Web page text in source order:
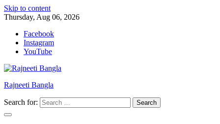
Skip to content
Thursday, Aug 06, 2026
Facebook
Instagram
YouTube
Rajneeti Bangla
Search for: